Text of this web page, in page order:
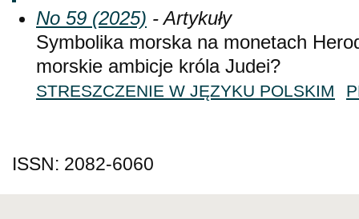
No 59 (2025) - Artykuły
Symbolika morska na monetach
morskie ambicje króla Judei?
STRESZCZENIE W JĘZYKU POLSKIM
ISSN: 2082-6060